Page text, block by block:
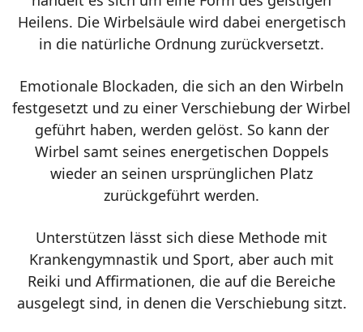
Heilens. Die Wirbelsäule wird dabei energetisch
in die natürliche Ordnung zurückversetzt.
Emotionale Blockaden, die sich an den Wirbeln
festgesetzt und zu einer Verschiebung der Wirbel
geführt haben, werden gelöst. So kann der
Wirbel samt seines energetischen Doppels
wieder an seinen ursprünglichen Platz
zurückgeführt werden.
Unterstützen lässt sich diese Methode mit
Krankengymnastik und Sport, aber auch mit
Reiki und Affirmationen, die auf die Bereiche
ausgelegt sind, in denen die Verschiebung sitzt.